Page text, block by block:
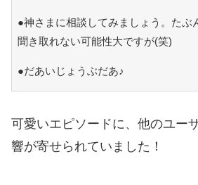
●神さまに相談してみましょう。たぶ
聞き取れない可能性大ですが(笑)
●だあいじょうぶだあ♪
可愛いエピソードに、他のユー
響が寄せられていました！